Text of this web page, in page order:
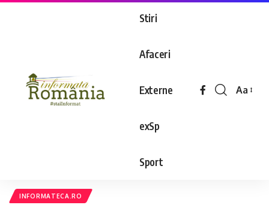
Stiri
Afaceri
Externe
exSp
Sport
Aa
INFORMATECA.RO